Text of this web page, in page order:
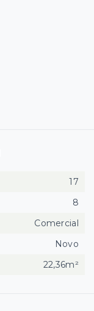
17
8
Comercial
Novo
22,36m²